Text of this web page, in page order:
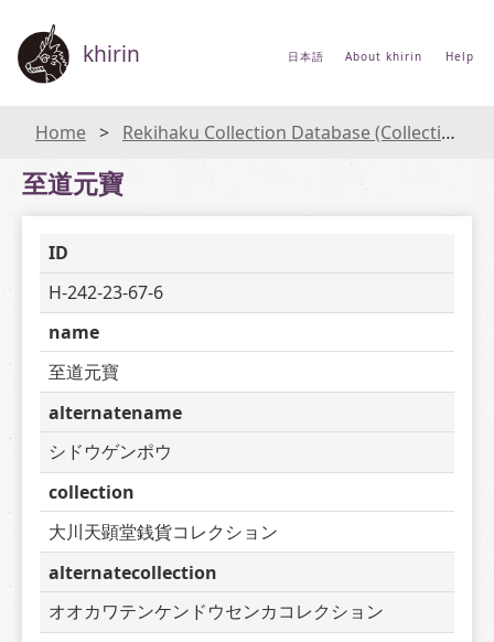
khirin 日本語 About khirin Help
Home Rekihaku Collection Database (Collections Database of the National Museum of Japanese History)
至道元寶
ID
H-242-23-67-6
name
至道元寶
alternatename
シドウゲンポウ
collection
大川天顕堂銭貨コレクション
alternatecollection
オオカワテンケンドウセンカコレクション